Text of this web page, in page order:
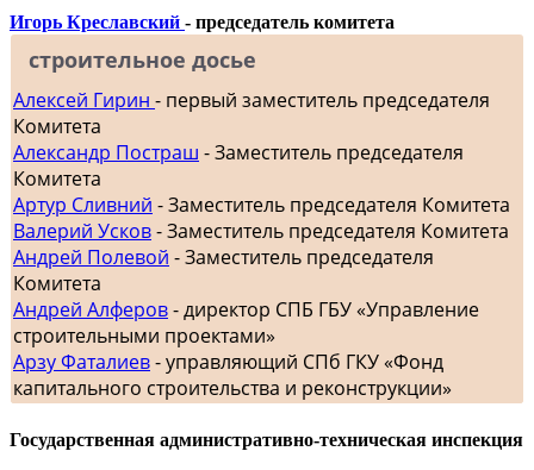
Игорь Креславский - председатель комитета
строительное досье
Алексей Гирин - первый заместитель председателя
Комитета
Александр Постраш - Заместитель председателя
Комитета
Артур Сливний - Заместитель председателя Комитета
Валерий Усков- Заместитель председателя Комитета
Андрей Полевой - Заместитель председателя
Комитета
Андрей Алферов- директор СПБ ГБУ «Управление
строительными проектами»
Арзу Фаталиев- управляющий СПб ГКУ «Фонд
капитального строительства и реконструкции»
Государственная административно-техническая инспекция